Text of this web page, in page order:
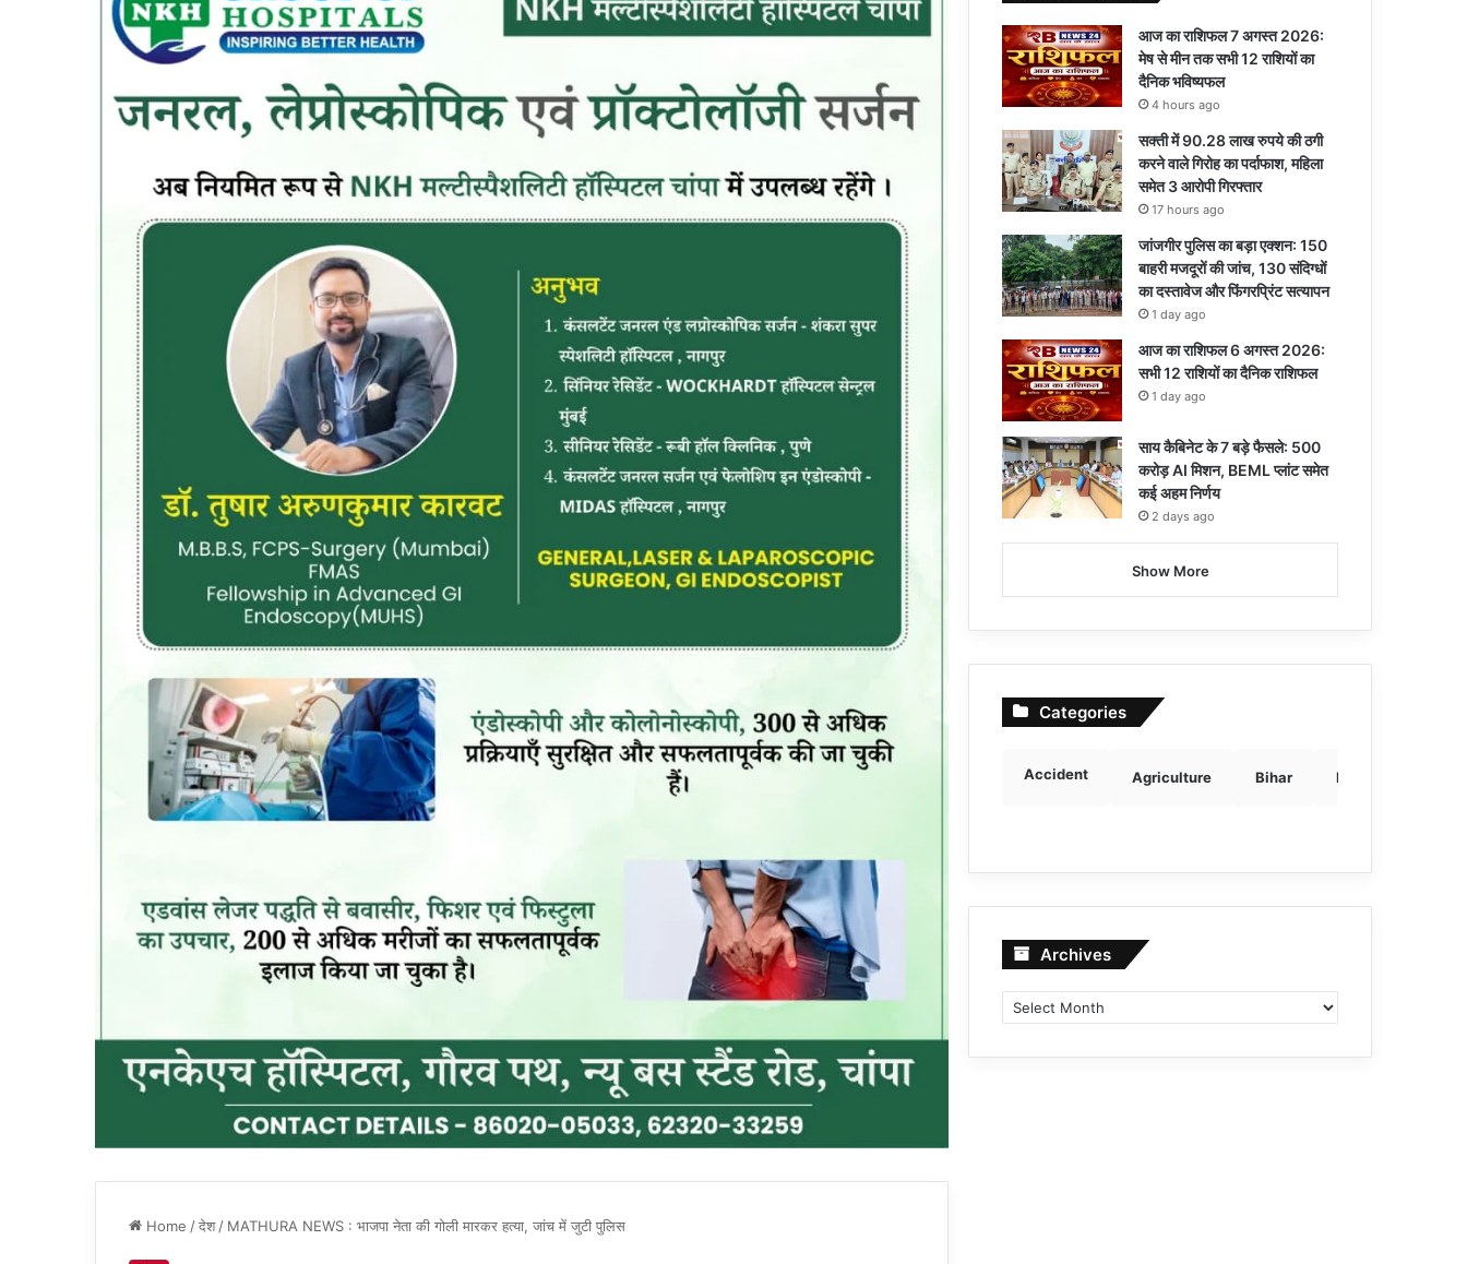
Home /देश / MATHURA NEWS : भाजपा नेता की गोली मारकर हत्या, जांच में जुटी पुलिस
आज का राशिफल 7 अगस्त 2026:
मेष से मीन तक सभी 12 राशियों का
दैनिक भविष्यफल
4 hours ago
सक्ती में 90.28 लाख रुपये की ठगी
करने वाले गिरोह का पर्दाफाश, महिला
समेत 3 आरोपी गिरफ्तार
17 hours ago
जांजगीर पुलिस का बड़ा एक्शन: 150
बाहरी मजदूरों की जांच, 130 संदिग्धों
का दस्तावेज और फिंगरप्रिंट सत्यापन
1 day ago
आज का राशिफल 6 अगस्त 2026:
सभी 12 राशियों का दैनिक राशिफल
1 day ago
साय कैबिनेट के 7 बड़े फैसले: 500
करोड़ AI मिशन, BEML प्लांट समेत
कई अहम निर्णय
2 days ago
Show More
Categories
Accident Agriculture Bihar Breaking news
Archives Archives